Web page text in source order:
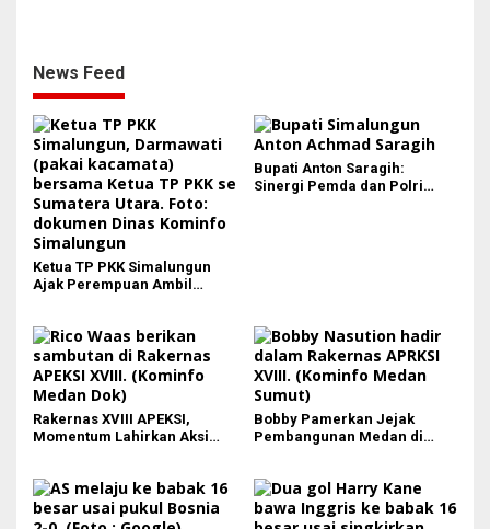
News Feed
Ketua TP PKK Simalungun
Ajak Perempuan Ambil
Bupati Anton Saragih:
Sinergi Pemda dan Polri
Rakernas XVIII APEKSI,
Momentum Lahirkan Aksi
Bobby Pamerkan Jejak
Pembangunan Medan di
hingga BRT Listrik